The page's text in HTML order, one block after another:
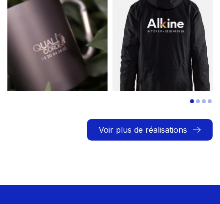
Voir plus de réalisations